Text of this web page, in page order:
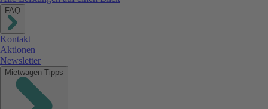
FAQ
Kontakt
Aktionen
Newsletter
Mietwagen-Tipps